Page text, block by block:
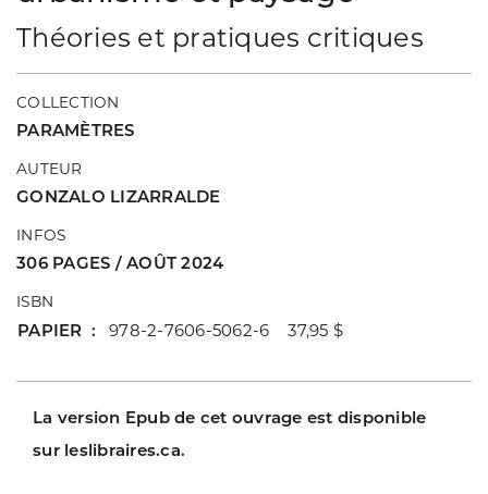
Théories et pratiques critiques
COLLECTION
PARAMÈTRES
AUTEUR
GONZALO LIZARRALDE
INFOS
306 PAGES / AOÛT 2024
ISBN
PAPIER 978-2-7606-5062-6 37,95 $
La version Epub de cet ouvrage est disponible
sur leslibraires.ca.